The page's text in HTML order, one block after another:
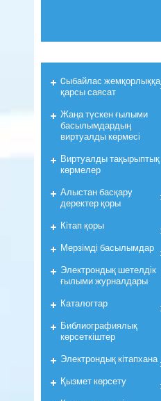
Cыбайлас жемқорлыққа
қарсы саясат
Жаңа түскен ғылыми
басылымдардың
виртуалды көрмесі
Виртуалды тақырыптық
көрмелер
Алыстан басқару
деректер қоры
Кiтап қоры
Мерзiмдi басылымдар
Электрондық шетелдік
ғылыми журналдары
Каталогтар
Библиографиялық
көрсеткiштер
Электрондық кiтапхана
Қызмет көрсету